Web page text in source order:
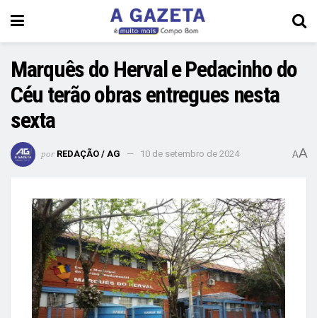
Marquês do Herval e Pedacinho do
Céu terão obras entregues nesta
sexta
por REDAÇÃO / AG 10 de setembro de 2024 AA